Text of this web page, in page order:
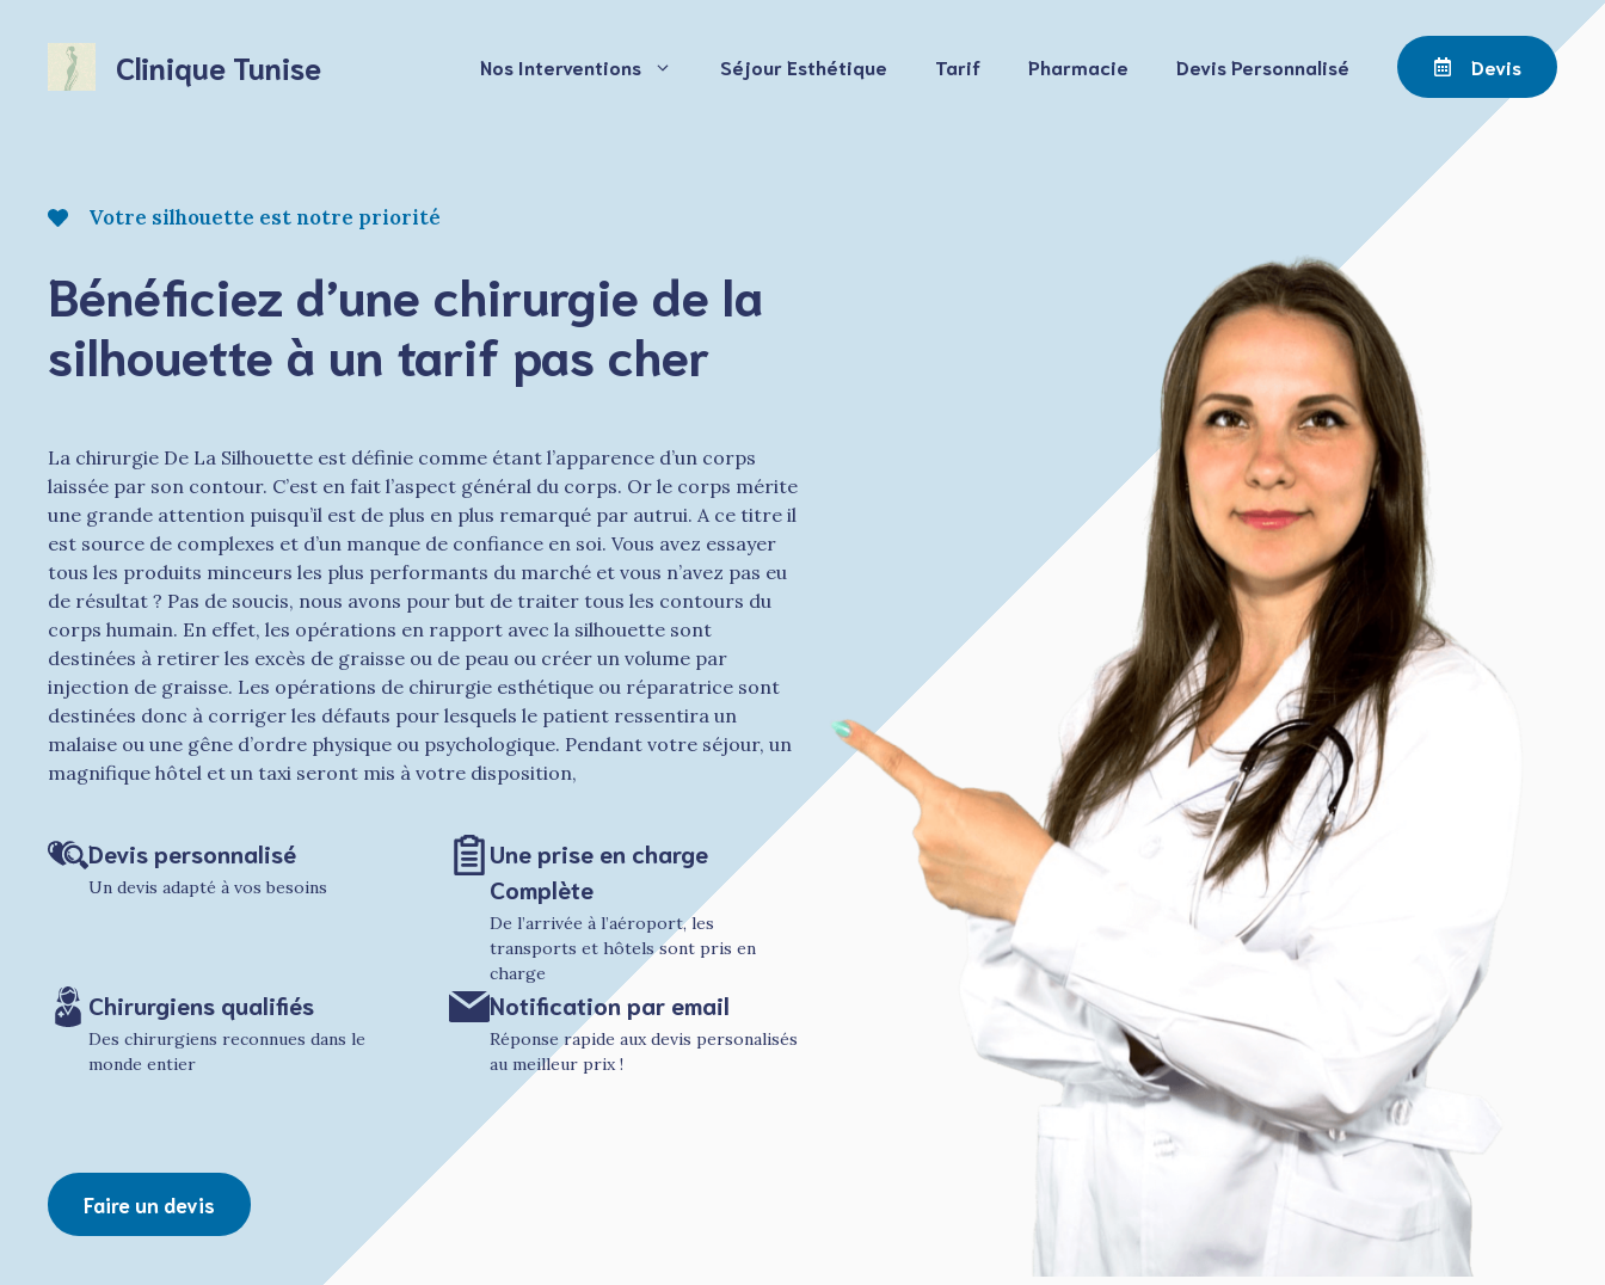
contenu
Clinique Tunise Nos Interventions Séjour Esthétique Tarif Pharmacie Devis Personnalisé Devis
Votre silhouette est notre priorité
Bénéficiez d’une chirurgie de la
silhouette à un tarif pas cher
La chirurgie De La Silhouette est définie comme étant l’apparence d’un corps
laissée par son contour. C’est en fait l’aspect général du corps. Or le corps mérite
une grande attention puisqu’il est de plus en plus remarqué par autrui. A ce titre il
est source de complexes et d’un manque de confiance en soi. Vous avez essayer
tous les produits minceurs les plus performants du marché et vous n’avez pas eu
de résultat ? Pas de soucis, nous avons pour but de traiter tous les contours du
corps humain. En effet, les opérations en rapport avec la silhouette sont
destinées à retirer les excès de graisse ou de peau ou créer un volume par
injection de graisse. Les opérations de chirurgie esthétique ou réparatrice sont
destinées donc à corriger les défauts pour lesquels le patient ressentira un
malaise ou une gêne d’ordre physique ou psychologique. Pendant votre séjour, un
magnifique hôtel et un taxi seront mis à votre disposition,
Devis personnalisé
Un devis adapté à vos besoins
Une prise en charge
Complète
De l’arrivée à l’aéroport, les
transports et hôtels sont pris en
charge
Chirurgiens qualifiés
Des chirurgiens reconnues dans le
monde entier
Notification par email
Réponse rapide aux devis personalisés
au meilleur prix !
Faire un devis